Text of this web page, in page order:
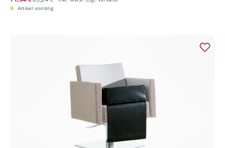
Artikel vorrätig